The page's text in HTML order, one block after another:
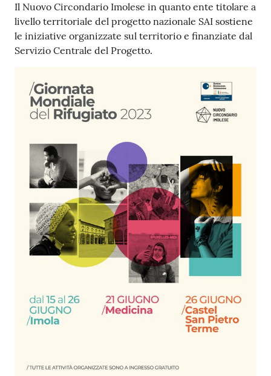
Il Nuovo Circondario Imolese in quanto ente titolare a
livello territoriale del progetto nazionale SAI sostiene
le iniziative organizzate sul territorio e finanziate dal
Servizio Centrale del Progetto.